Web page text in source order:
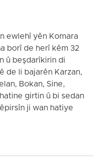
ewlehî yên Komara
borî de herî kêm 32
û beşdarîkirin di
de li bajarên Karzan,
Bokan, Sine,
girtin û bi sedan
ji wan hatiye